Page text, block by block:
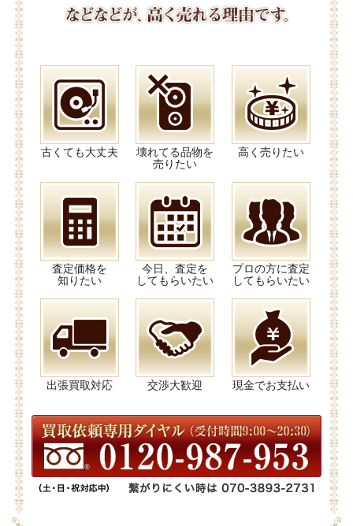
古くても大丈夫
壊れてる品物を
売りたい
高く売りたい
査定価格を
知りたい
今日、査定を
してもらいたい
プロの方に査定
してもらいたい
出張買取対応 交渉大歓迎 現金でお支払い